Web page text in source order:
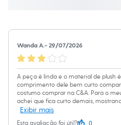
Jeans
Acessórios
Bolsas e Mochilas
Chapéus e Bonés
Cintos
Carteiras
Óculos
Relógios
Calçados
Botas
Wanda A.- 29/07/2026
A peça é linda e o material de plush
comprimento dele bem curto
costumo comprar na C&A. Para o
achei que fica curto demais,
Exibir mais
Esta avaliação foi útil? 0